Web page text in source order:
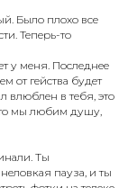
Было плохо все
Теперь-то
у меня. Последнее
от гейства будет
влюблен в тебя, это
мы любим душу,
Ты
пауза, и ты